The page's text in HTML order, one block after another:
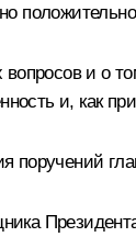
и о
и, как
поручений